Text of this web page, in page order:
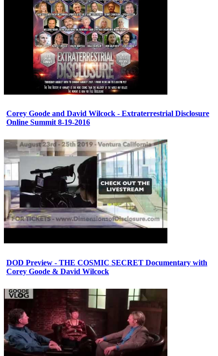
Corey Goode and David Wilcock - Extraterrestrial Disclosure
Online Summit 8-19-2016
DOD Preview - THE COSMIC SECRET Documentary with
Corey Goode & David Wilcock